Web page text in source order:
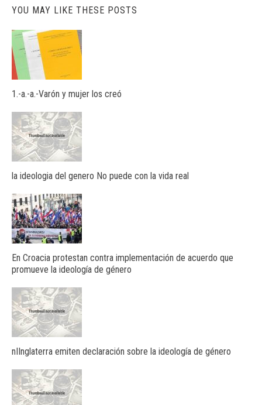
YOU MAY LIKE THESE POSTS
1.-a.-a.-Varón y mujer los creó
la ideologia del genero No puede con la vida real
En Croacia protestan contra implementación de acuerdo que
promueve la ideología de género
nIInglaterra emiten declaración sobre la ideología de género